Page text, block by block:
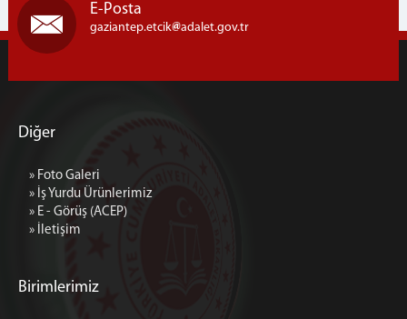
E-Posta
gaziantep.etcik adalet.gov.tr
Diğer
» Foto Galeri
» İş Yurdu Ürünlerimiz
» E - Görüş (ACEP)
» İletişim
Birimlerimiz